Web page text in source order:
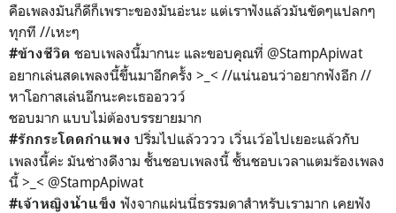
คือเพลงมันก็ดีก็เพราะของมันอ่ะนะ แต่เราฟังแล้วมันขัดๆแปลกๆ
ทุกที //เหะๆ
#ข้างชีวิต ชอบเพลงนี้มากนะ และขอบคุณที่ @StampApiwat
อยากเล่นสดเพลงนี้ขึ้นมาอีกครั้ง >_< //แน่นอนว่าอยากฟังอีก //
หาโอกาสเล่นอีกนะคะเธออววว์
ชอบมาก แบบไม่ต้องบรรยายมาก
#รักกระโดดกำแพง ปริ่มไปแล้วววว เวิ่นเว้อไปเยอะแล้วกับ
เพลงนี้ค่ะ มันช่างดีงาม ชั้นชอบเพลงนี้ ชั้นชอบเวลาแตมร้องเพลง
นี้ >_< @StampApiwat
#เจ้าหญิงน้ำแข็ง ฟังจากแผ่นนี่ธรรมดาสำหรับเรามาก เคยฟัง